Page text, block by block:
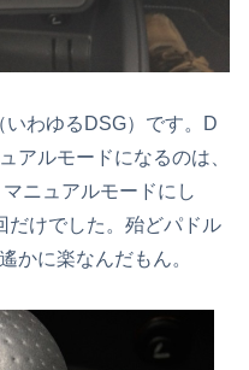
いわゆるDSG）です。D
アルモードになるのは、
ニュアルモードにし
だけでした。殆どパドル
かに楽なんだもん。